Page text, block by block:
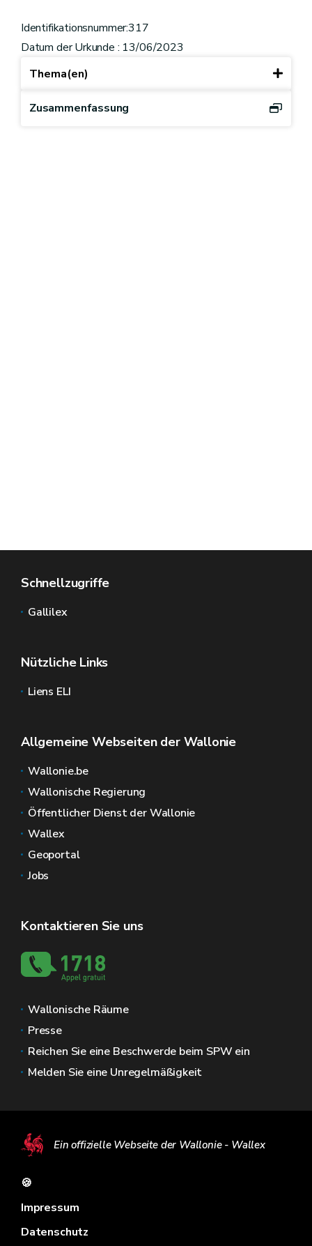
Identifikationsnummer:317
Datum der Urkunde : 13/06/2023
Thema(en)
Zusammenfassung
Schnellzugriffe
Gallilex
Nützliche Links
Liens ELI
Allgemeine Webseiten der Wallonie
Wallonie.be
Wallonische Regierung
Öffentlicher Dienst der Wallonie
Wallex
Geoportal
Jobs
Kontaktieren Sie uns
Wallonische Räume
Presse
Reichen Sie eine Beschwerde beim SPW ein
Melden Sie eine Unregelmäßigkeit
Ein offizielle Webseite der Wallonie - Wallex
🍪
Impressum
Datenschutz